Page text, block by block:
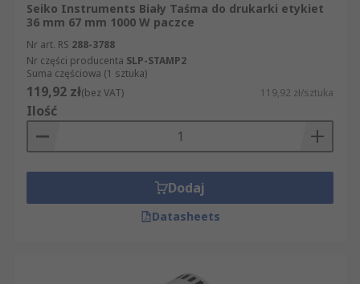
Seiko Instruments Biały Taśma do drukarki etykiet
36 mm 67 mm 1000 W paczce
Nr art. RS 288-3788
Nr części producenta SLP-STAMP2
Suma częściowa (1 sztuka)
119,92 zł(bez VAT) 119,92 zł/sztuka
Ilość
Dodaj
Datasheets